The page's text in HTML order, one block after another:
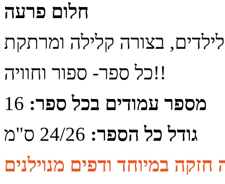
חלום פרעה
כל ספר- ספור וחוויה!!
מספר עמודים בכל ספר:
גודל כל הספר: